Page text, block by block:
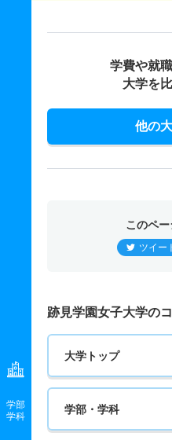
学部
学科
学費や就
大学を
他の
このペ
ツイー
跡見学園女子大学の
大学トップ
学部・学科